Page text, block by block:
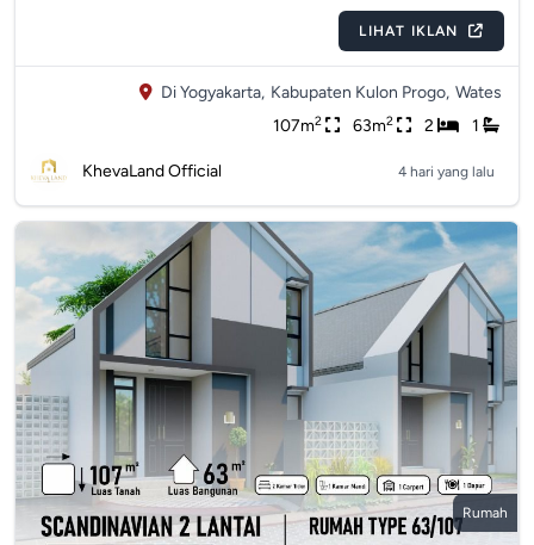
LIHAT IKLAN
Di Yogyakarta, Kabupaten Kulon Progo, Wates
107m2 63m2 2 1
KhevaLand Official 4 hari yang lalu
Rumah